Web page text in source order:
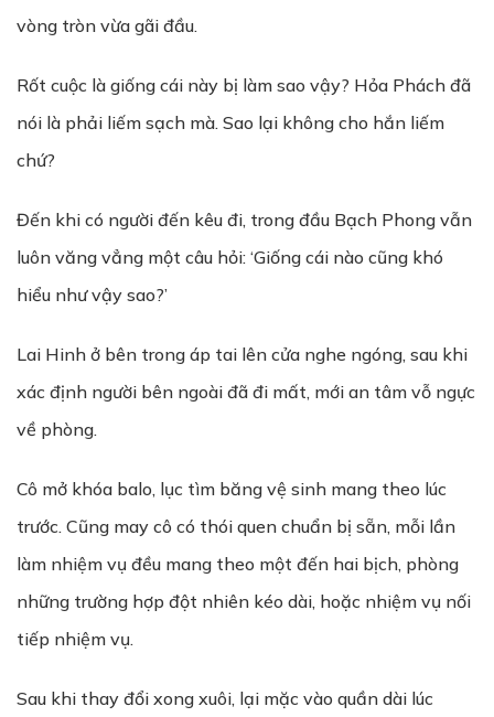
vòng tròn vừa gãi đầu.
Rốt cuộc là giống cái này bị làm sao vậy? Hỏa Phách đã
nói là phải liếm sạch mà. Sao lại không cho hắn liếm
chứ?
Đến khi có người đến kêu đi, trong đầu Bạch Phong vẫn
luôn văng vẳng một câu hỏi: ‘Giống cái nào cũng khó
hiểu như vậy sao?’
Lai Hinh ở bên trong áp tai lên cửa nghe ngóng, sau khi
xác định người bên ngoài đã đi mất, mới an tâm vỗ ngực
về phòng.
Cô mở khóa balo, lục tìm băng vệ sinh mang theo lúc
trước. Cũng may cô có thói quen chuẩn bị sẵn, mỗi lần
làm nhiệm vụ đều mang theo một đến hai bịch, phòng
những trường hợp đột nhiên kéo dài, hoặc nhiệm vụ nối
tiếp nhiệm vụ.
Sau khi thay đổi xong xuôi, lại mặc vào quần dài lúc